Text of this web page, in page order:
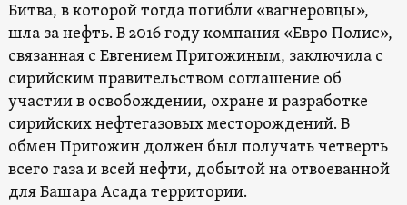
Битва, в которой тогда погибли «вагнеровцы»,
шла за нефть. В 2016 году компания «Евро Полис»,
связанная с Евгением Пригожиным, заключила с
сирийским правительством соглашение об
участии в освобождении, охране и разработке
сирийских нефтегазовых месторождений. В
обмен Пригожин должен был получать четверть
всего газа и всей нефти, добытой на отвоеванной
для Башара Асада территории.